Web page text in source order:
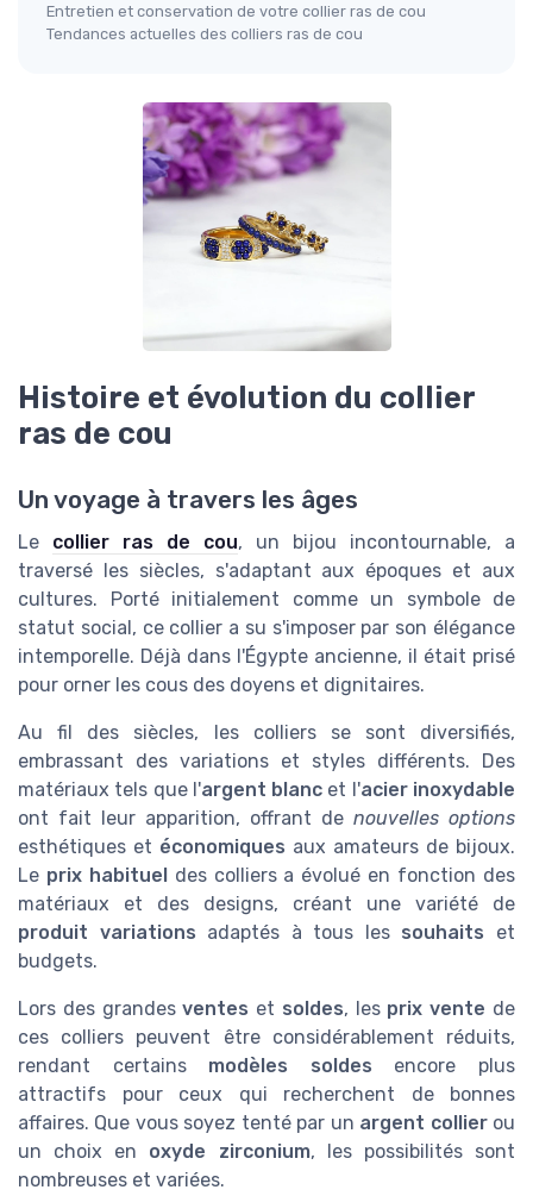
Entretien et conservation de votre collier ras de cou
Tendances actuelles des colliers ras de cou
Histoire et évolution du collier
ras de cou
Un voyage à travers les âges
Le collier ras de cou, un bijou incontournable, a
traversé les siècles, s'adaptant aux époques et aux
cultures. Porté initialement comme un symbole de
statut social, ce collier a su s'imposer par son élégance
intemporelle. Déjà dans l'Égypte ancienne, il était prisé
pour orner les cous des doyens et dignitaires.
Au fil des siècles, les colliers se sont diversifiés,
embrassant des variations et styles différents. Des
matériaux tels que l'argent blanc et l'acier inoxydable
ont fait leur apparition, offrant de nouvelles options
esthétiques et économiques aux amateurs de bijoux.
Le prix habituel
des colliers a évolué en fonction des
matériaux et des designs, créant une variété de
produit variations adaptés à tous les souhaits et
budgets.
Lors des grandesventes et soldes, les prix vente de
ces colliers peuvent être considérablement réduits,
rendant certains modèles soldes encore plus
attractifs pour ceux qui recherchent de bonnes
affaires. Que vous soyez tenté par un argent collierou
un choix en oxyde zirconium, les possibilités sont
nombreuses et variées.